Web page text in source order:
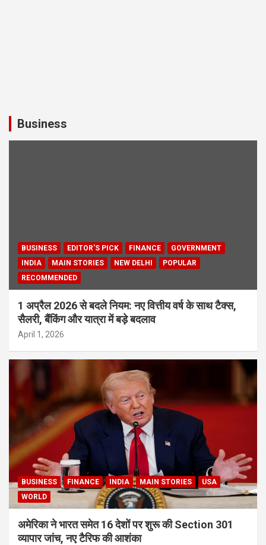
Business
BUSINESS EDITOR'S PICK FINANCE
GOVERNMENT
INDIA
MAIN STORIES NEW DELHI
POPULAR
RECOMMENDED
1 अप्रैल 2026 से बदले नियम: नए वित्तीय वर्ष के साथ टैक्स,
सैलरी, बैंकिंग और यात्रा में बड़े बदलाव
April 1, 2026
BUSINESS FINANCE INDIA MAIN STORIES
USA
WORLD
अमेरिका ने भारत समेत 16 देशों पर शुरू की Section 301
व्यापार जांच, नए टैरिफ की आशंका